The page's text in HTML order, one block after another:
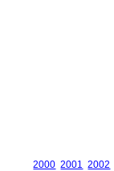
2000 2001 2002